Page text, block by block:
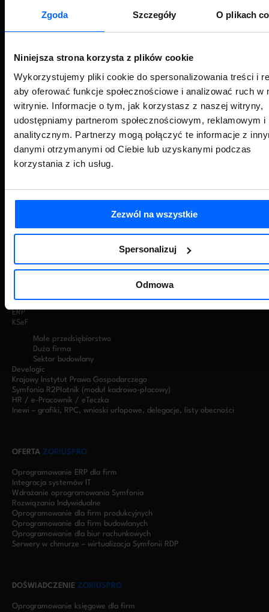
Zgoda Szczegóły O plikach
Niniejsza strona korzysta z plików cookie
Wykorzystujemy pliki cookie do spersonalizowania treści i
aby oferować funkcje społecznościowe i analizować ruch w
witrynie. Informacje o tym, jak korzystasz z naszej witryny,
udostępniamy partnerom społecznościowym, reklamowym i
analitycznym. Partnerzy mogą połączyć te informacje z
danymi otrzymanymi od Ciebie lub uzyskanymi podczas
korzystania z ich usług.
Zezwól na wszystkie
Spersonalizuj
Odmowa
Administratorem Twoich danych osobowych jest ZoriusPro Sp. z o.o. Dane podane w
formularzu przetwarzamy w celu obsługi Twojej wiadomości i kontaktu w związku z jej
dotyczy oferty lub zawarcia umowy, albo art. 6 ust. 1 lit. f RODO, gdy kontakt dotyczy
Sprzedaż
Wsparcie techniczne
Formularz kontaktowy
Nefeni – rozwiązania dla jednostek samorządu terytorialnego
Handel
Chmura Symfonii (e-Biuro)
ERP
KSeF
Małe przedsiębiorstwo
Duża firma
Sektor budowlany
Develogic
Krajowy Instytut Prawa Gospodarczego
Symfonia R2Płatnik (moduł kadrowo-płacowy)
HR / e-Pracownik / eTeczka
Inewi – grafiki, RPC, wnioski urlopowe, delegacje, listy obecności
OFERTA ZORIUSPRO
Oprogramowanie ERP dla firm
Integracja systemów IT
Wdrażanie oprogramowania Symfonia
Rozwiązania Indywidualne
Oprogramowanie dla firm produkcyjnych
Oprogramowanie dla firm budowlanych
Oprogramowanie dla biur rachunkowych
Serwery w chmurze – wirtualizacja Symfonii RDP
DOŚWIADCZENIE ZORIUSPRO
Oprogramowanie księgowe dla firm